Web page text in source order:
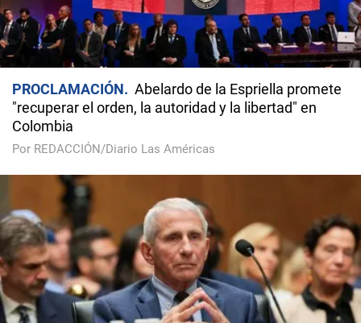
PROCLAMACIÓN
Abelardo de la Espriella promete
"recuperar el orden, la autoridad y la libertad" en
Colombia
Por REDACCIÓN/Diario Las Américas